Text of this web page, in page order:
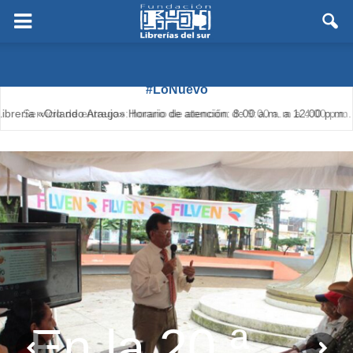
#LoNuevo
Servicio de entregas: horario de atención de 9:00 a.m a 4:00 p.m.